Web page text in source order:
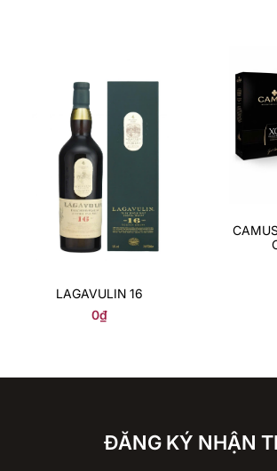
LAGAVULIN 16
0₫
ĐĂNG KÝ NHẬN